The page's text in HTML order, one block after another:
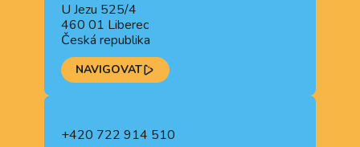
U Jezu 525/4
460 01 Liberec
Česká republika
NAVIGOVAT
+420 722 914 510